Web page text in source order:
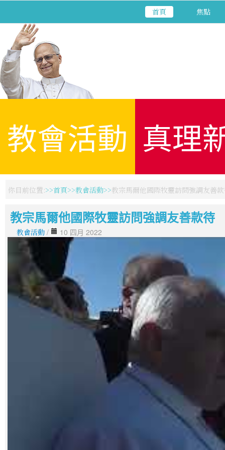
首頁 焦點
教會活動 真理
你目前位置: 首頁 教會活動 教宗馬爾他國際牧靈訪問強調友善
教宗馬爾他國際牧靈訪問強調友善款待
教會活動 / 10 四月 2022